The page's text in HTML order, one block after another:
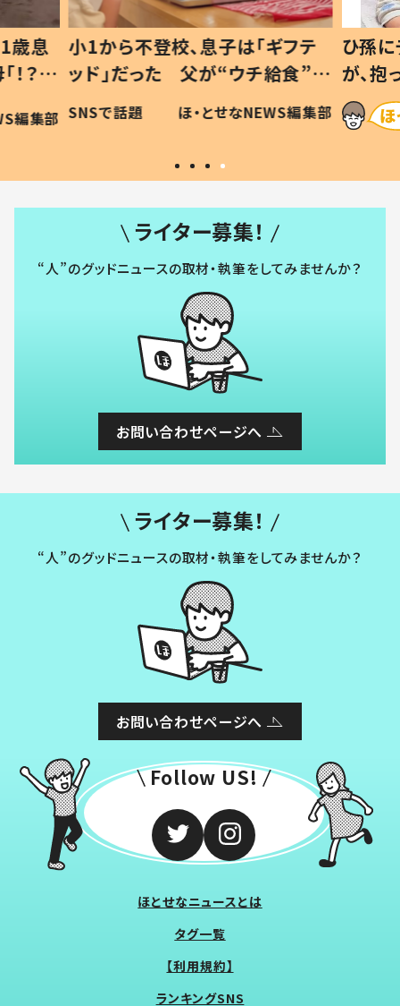
歳息
？」
編集部
小1から不登校、息子は「ギフテ
ッド」だった 父が“ウチ給食”を
作り続ける理由とは #令和の親
#令和の子
SNSで話題 ほ・とせなNEWS編集部
ひ孫
が、
「涙が
い」
ライター募集！
“人”のグッドニュースの取材・執筆をしてみませんか？
お問い合わせページへ
ライター募集！
“人”のグッドニュースの取材・執筆をしてみませんか？
お問い合わせページへ
Follow US!
ほとせなニュースとは
タグ一覧
【利用規約】
ランキングSNS